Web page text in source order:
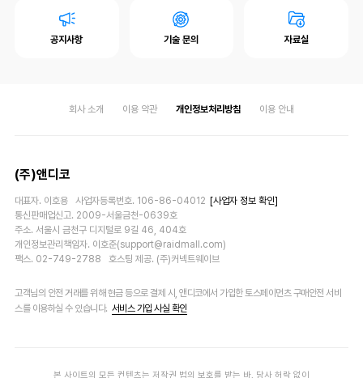
공지사항 기술 문의 자료실
회사 소개 이용 약관 개인정보처리방침 이용 안내
(주)앤디코
대표자. 이호용 사업자등록번호. 106-86-04012 [사업자 정보 확인]
통신판매업신고. 2009-서울금천-0639호
주소. 서울시 금천구 디지털로 9길 46, 404호
개인정보관리책임자. 이호준(support@raidmall.com)
팩스. 02-749-2788 호스팅 제공. (주)커넥트웨이브
고객님의 안전 거래를 위해 현금 등으로 결제 시, 앤디코에서 가입한 토스페이먼츠 구매안전 서비
스를 이용하실 수 있습니다. 서비스 가입 사실 확인
본 사이트의 모든 컨텐츠는 저작권 법의 보호를 받는 바, 당사 허락 없이